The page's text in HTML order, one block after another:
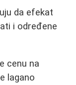
da efekat
i određene
cenu na
lagano